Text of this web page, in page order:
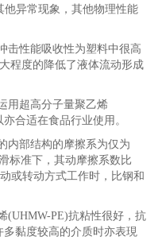
他异常现象，其他物理性能
性能吸收性为塑料中很高
程度的降低了液体流动形成
超高分子量聚乙烯
合适在食品行业使用。
内部结构的摩擦系为仅为
标准下，其动摩擦系数比
或转动方式工作时，比钢和
PE)抗粘性很好，抗
黏度较高的介质时亦表現